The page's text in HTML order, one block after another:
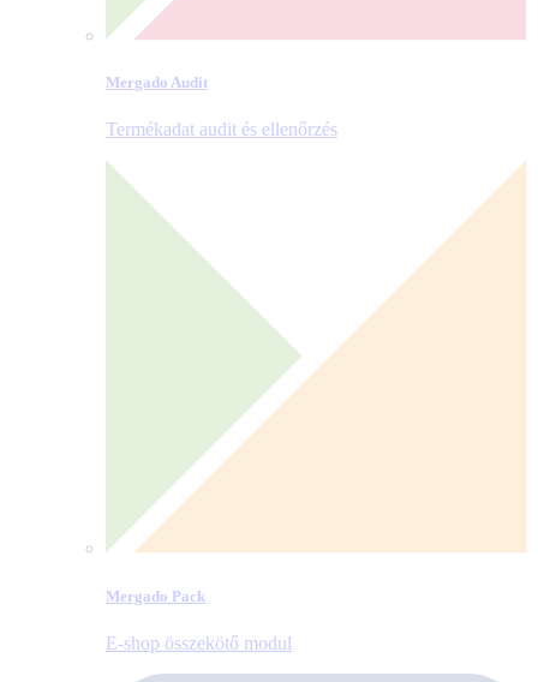
Mergado Audit
Termékadat audit és ellenőrzés
Mergado Pack
E‑shop összekötő modul